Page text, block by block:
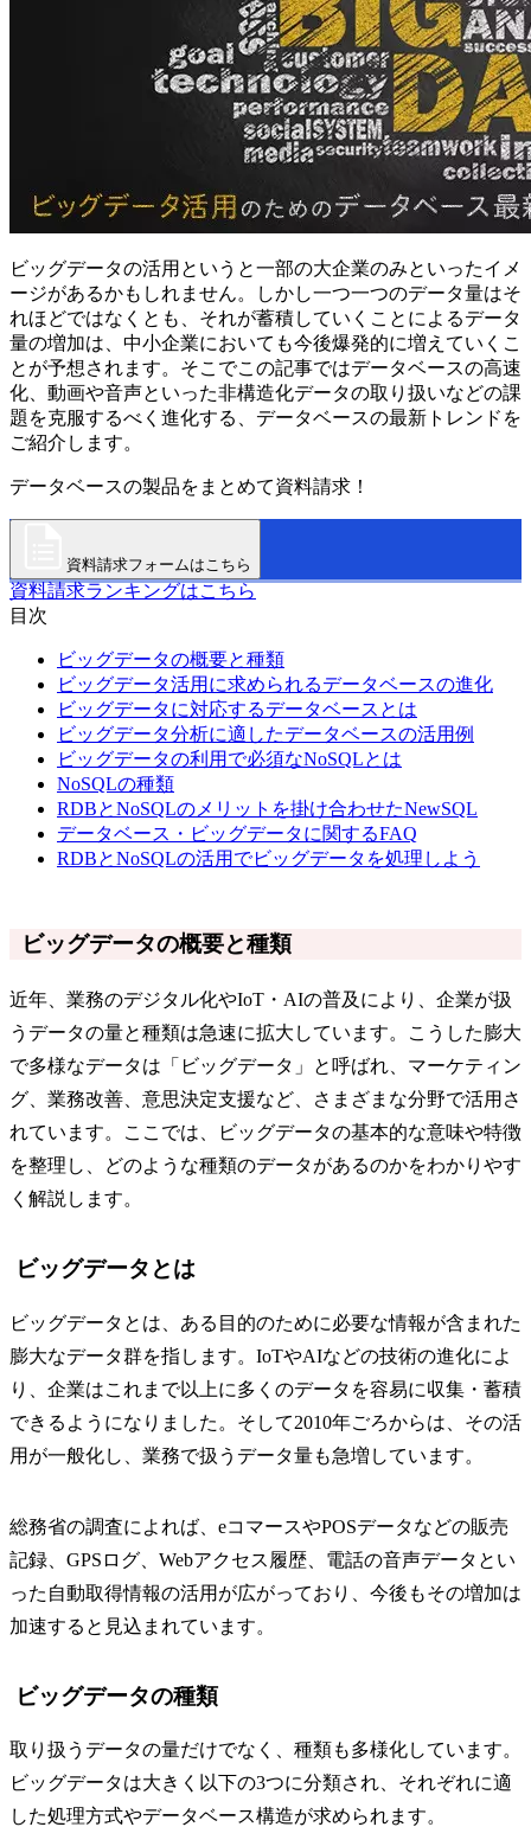
ビッグデータの活用というと一部の大企業のみといったイメ
ージがあるかもしれません。しかし一つ一つのデータ量はそ
れほどではなくとも、それが蓄積していくことによるデータ
量の増加は、中小企業においても今後爆発的に増えていくこ
とが予想されます。そこでこの記事ではデータベースの高速
化、動画や音声といった非構造化データの取り扱いなどの課
題を克服するべく進化する、データベースの最新トレンドを
ご紹介します。
データベースの製品をまとめて資料請求！
資料請求フォームはこちら
資料請求ランキングはこちら
目次
ビッグデータの概要と種類
ビッグデータ活用に求められるデータベースの進化
ビッグデータに対応するデータベースとは
ビッグデータ分析に適したデータベースの活用例
ビッグデータの利用で必須なNoSQLとは
NoSQLの種類
RDBとNoSQLのメリットを掛け合わせたNewSQL
データベース・ビッグデータに関するFAQ
RDBとNoSQLの活用でビッグデータを処理しよう
ビッグデータの概要と種類
近年、業務のデジタル化やIoT・AIの普及により、企業が扱
うデータの量と種類は急速に拡大しています。こうした膨大
で多様なデータは「ビッグデータ」と呼ばれ、マーケティン
グ、業務改善、意思決定支援など、さまざまな分野で活用さ
れています。ここでは、ビッグデータの基本的な意味や特徴
を整理し、どのような種類のデータがあるのかをわかりやす
く解説します。
ビッグデータとは
ビッグデータとは、ある目的のために必要な情報が含まれた
膨大なデータ群を指します。IoTやAIなどの技術の進化によ
り、企業はこれまで以上に多くのデータを容易に収集・蓄積
できるようになりました。そして2010年ごろからは、その活
用が一般化し、業務で扱うデータ量も急増しています。
総務省の調査によれば、eコマースやPOSデータなどの販売
記録、GPSログ、Webアクセス履歴、電話の音声データとい
った自動取得情報の活用が広がっており、今後もその増加は
加速すると見込まれています。
ビッグデータの種類
取り扱うデータの量だけでなく、種類も多様化しています。
ビッグデータは大きく以下の3つに分類され、それぞれに適
した処理方式やデータベース構造が求められます。